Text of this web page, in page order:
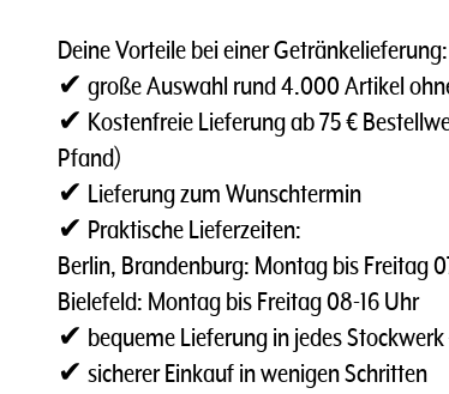
Deine Vorteile bei einer Getränkelieferung:
✔ große Auswahl rund 4.000 Artikel
✔ Kostenfreie Lieferung ab 75 €
Pfand)
✔ Lieferung zum Wunschtermin
✔ Praktische Lieferzeiten:
Berlin, Brandenburg: Montag bis Freitag
Bielefeld: Montag bis Freitag 08-16 Uhr
✔ bequeme Lieferung in jedes Stockwerk
✔ sicherer Einkauf in wenigen Schritten